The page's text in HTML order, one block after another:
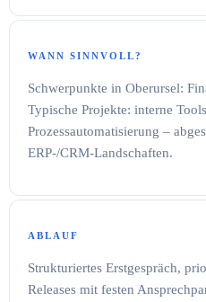
WANN SINNVOLL?
Schwerpunkte in Oberursel:
Typische Projekte: interne
Prozessautomatisierung –
ERP-/CRM-Landschaften.
ABLAUF
Strukturiertes Erstgespräch,
Releases mit festen